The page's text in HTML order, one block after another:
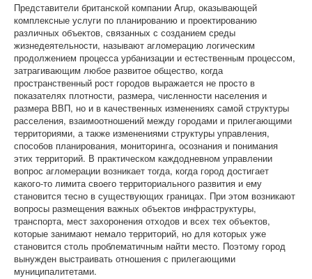
Представители британской компании Arup, оказывающей
комплексные услуги по планированию и проектированию
различных объектов, связанных с созданием среды
жизнедеятельности, называют агломерацию логическим
продолжением процесса урбанизации и естественным процессом,
затрагивающим любое развитое общество, когда
пространственный рост городов выражается не просто в
показателях плотности, размера, численности населения и
размера ВВП, но и в качественных изменениях самой структуры
расселения, взаимоотношений между городами и прилегающими
территориями, а также изменениями структуры управления,
способов планирования, мониторинга, осознания и понимания
этих территорий. В практическом каждодневном управлении
вопрос агломерации возникает тогда, когда город достигает
какого-то лимита своего территориального развития и ему
становится тесно в существующих границах. При этом возникают
вопросы размещения важных объектов инфраструктуры,
транспорта, мест захоронения отходов и всех тех объектов,
которые занимают немало территорий, но для которых уже
становится столь проблематичным найти место. Поэтому город
вынужден выстраивать отношения с прилегающими
муниципалитетами.